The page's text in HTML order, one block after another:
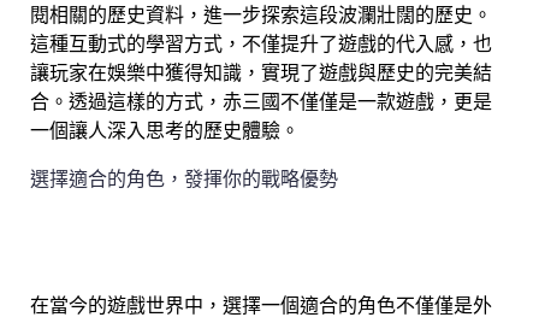
閱相關的歷史資料，進一步探索這段波瀾壯闊的歷史。
這種互動式的學習方式，不僅提升了遊戲的代入感，也
讓玩家在娛樂中獲得知識，實現了遊戲與歷史的完美結
合。透過這樣的方式，赤三國不僅僅是一款遊戲，更是
一個讓人深入思考的歷史體驗。
選擇適合的角色，發揮你的戰略優勢
在當今的遊戲世界中，選擇一個適合的角色不僅僅是外